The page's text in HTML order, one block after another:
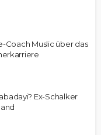
Coach Muslic über das
Ex-Schalker